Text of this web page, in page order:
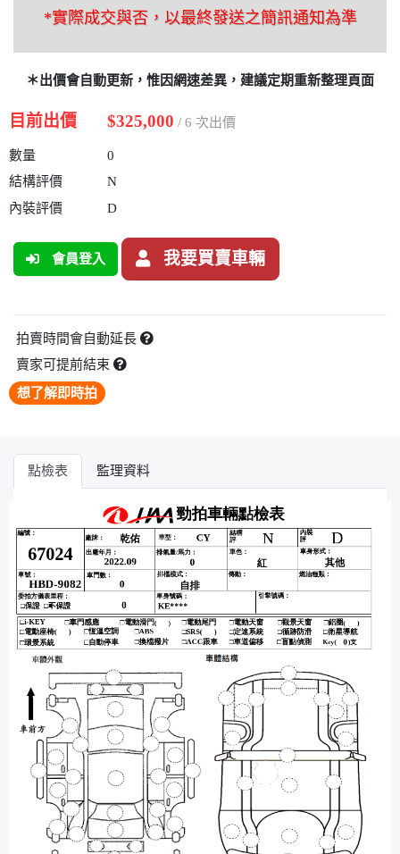
*實際成交與否，以最終發送之簡訊通知為準
＊出價會自動更新，惟因網速差異，建議定期重新整理頁面
目前出價 $325,000 / 6 次出價
數量
0
結構評價
N
內裝評價
D
會員登入 我要買賣車輛
拍賣時間會自動延長
賣家可提前結束
想了解即時拍
點檢表 監理資料